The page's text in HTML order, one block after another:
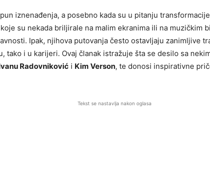
iznenađenja, a posebno kada su u pitanju
su nekada briljirale na malim ekranima ili na muzičkim
Ipak, njihova putovanja često ostavljaju zanimljive
tako i u karijeri. Ovaj članak istražuje šta se desilo sa
Radovniković i Kim Verson, te donosi inspirativne
Tekst se nastavlja nakon oglasa